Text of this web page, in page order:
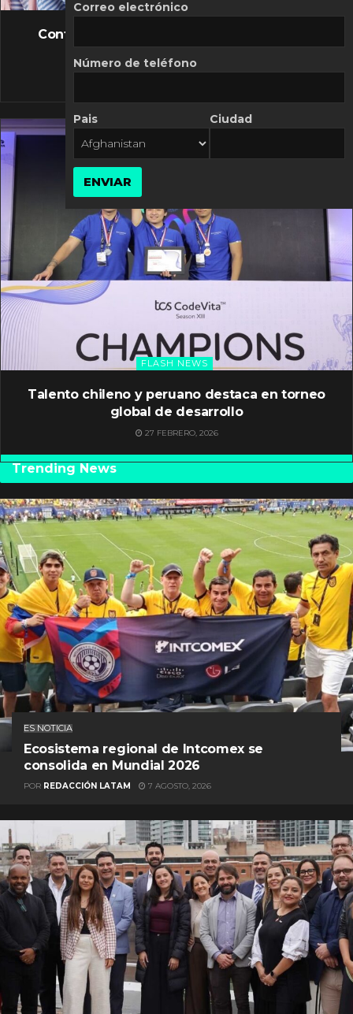
FLASH NEWS
Controversia de Mercado Libre por costos
10 MARZO, 2026
FLASH NEWS
Talento chileno y peruano destaca en torneo
global de desarrollo
27 FEBRERO, 2026
Trending News
ES NOTICIA
Ecosistema regional de Intcomex se
consolida en Mundial 2026
POR REDACCIÓN LATAM 7 AGOSTO, 2026
Correo electrónico
Número de teléfono
Pais Ciudad
ENVIAR